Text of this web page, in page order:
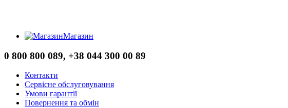
Магазин
0 800 800 089, +38 044 300 00 89
Контакти
Сервісне обслуговування
Умови гарантії
Повернення та обмін